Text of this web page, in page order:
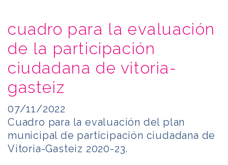
cuadro para la evaluación
de la participación
ciudadana de vitoria-
gasteiz
07/11/2022
Cuadro para la evaluación del plan
municipal de participación ciudadana de
Vitoria-Gasteiz 2020-23.